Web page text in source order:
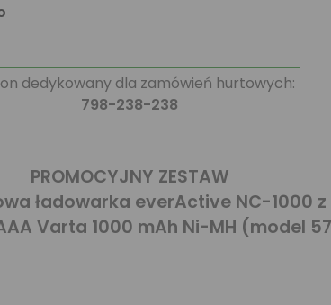
dedykowany dla zamówień hurtowych:
798-238-238
PROMOCYJNY ZESTAW
ładowarka everActive NC-1000 z
Varta 1000 mAh Ni-MH (model